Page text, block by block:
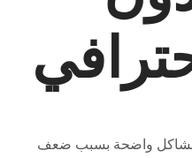
مشاكل واضحة بسبب ضعف